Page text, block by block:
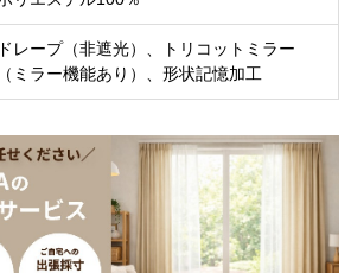
ドレープ（非遮光）、トリコットミラー
（ミラー機能あり）、形状記憶加工